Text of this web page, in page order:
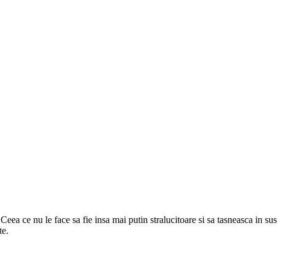
ce nu le face sa fie insa mai putin stralucitoare si sa tasneasca in sus